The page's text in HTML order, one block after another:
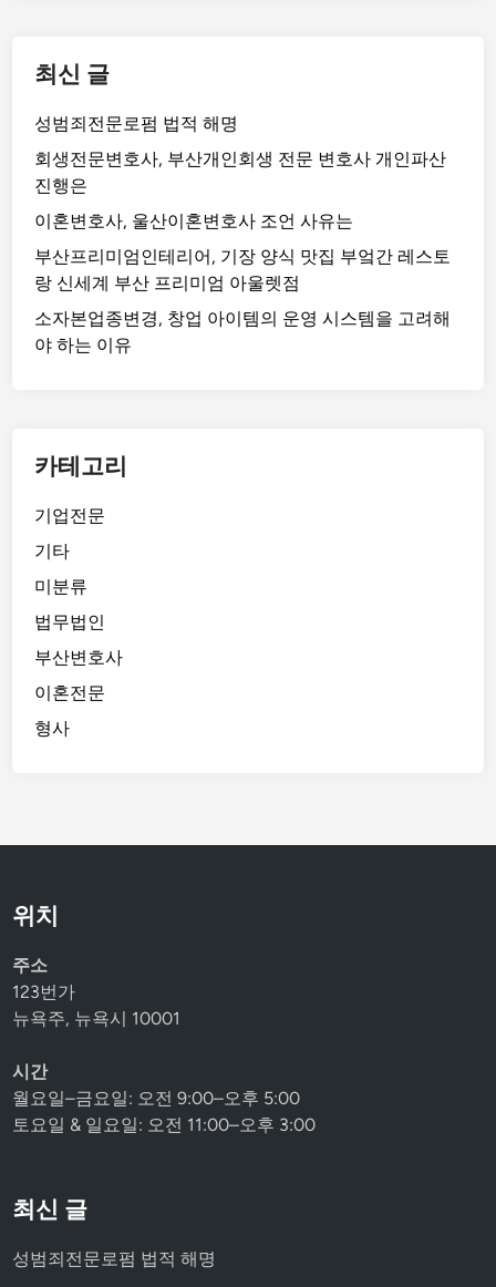
최신 글
성범죄전문로펌 법적 해명
회생전문변호사, 부산개인회생 전문 변호사 개인파산
진행은
이혼변호사, 울산이혼변호사 조언 사유는
부산프리미엄인테리어, 기장 양식 맛집 부엌간 레스토
랑 신세계 부산 프리미엄 아울렛점
소자본업종변경, 창업 아이템의 운영 시스템을 고려해
야 하는 이유
카테고리
기업전문
기타
미분류
법무법인
부산변호사
이혼전문
형사
위치
주소
123번가
뉴욕주, 뉴욕시 10001
시간
월요일–금요일: 오전 9:00–오후 5:00
토요일 & 일요일: 오전 11:00–오후 3:00
최신 글
성범죄전문로펌 법적 해명